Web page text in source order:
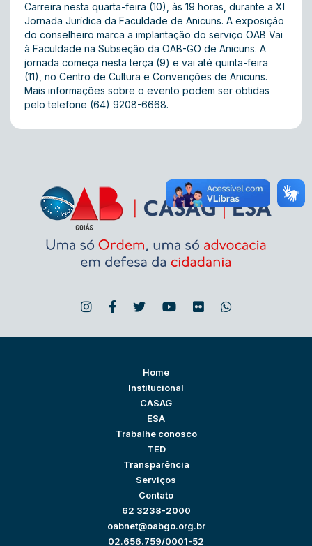
Carreira nesta quarta-feira (10), às 19 horas, durante a XI
Jornada Jurídica da Faculdade de Anicuns. A exposição
do conselheiro marca a implantação do serviço OAB Vai
à Faculdade na Subseção da OAB-GO de Anicuns. A
jornada começa nesta terça (9) e vai até quinta-feira
(11), no Centro de Cultura e Convenções de Anicuns.
Mais informações sobre o evento podem ser obtidas
pelo telefone (64) 9208-6668.
Home
Institucional
CASAG
ESA
Trabalhe conosco
TED
Transparência
Serviços
Contato
62 3238-2000
oabnet@oabgo.org.br
02.656.759/0001-52